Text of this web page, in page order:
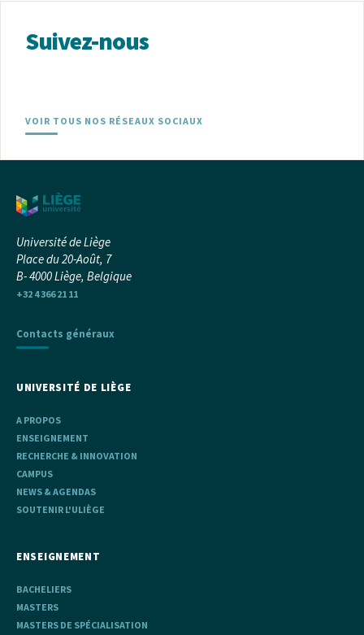
Suivez-nous
VOIR TOUS NOS RÉSEAUX SOCIAUX
Université de Liège
Place du 20-Août, 7
B- 4000 Liège, Belgique
+32 4 366 21 11
Contacts généraux
UNIVERSITÉ DE LIÈGE
A PROPOS
ENSEIGNEMENT
RECHERCHE & INNOVATION
CAMPUS
NEWS & AGENDAS
SOUTENIR L'ULIÈGE
ENSEIGNEMENT
BACHELIERS
MASTERS
MASTERS DE SPÉCIALISATION